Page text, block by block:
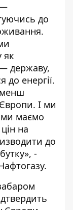
—
до
як
державу,
до енергії.
І ми
маємо
на
до
-